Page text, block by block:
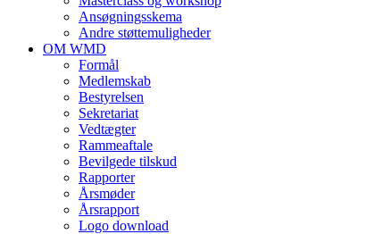
Ansøgningsskema
Andre støttemuligheder
OM WMD
Formål
Medlemskab
Bestyrelsen
Sekretariat
Vedtægter
Rammeaftale
Bevilgede tilskud
Rapporter
Årsmøder
Årsrapport
Logo download